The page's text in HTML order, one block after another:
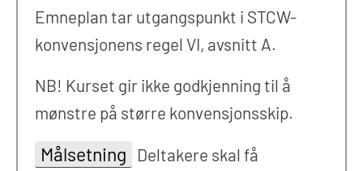
Emneplan tar utgangspunkt i STCW-
konvensjonens regel VI, avsnitt A.
NB! Kurset gir ikke godkjenning til å
mønstre på større konvensjonsskip.
Målsetning
Deltakere skal få